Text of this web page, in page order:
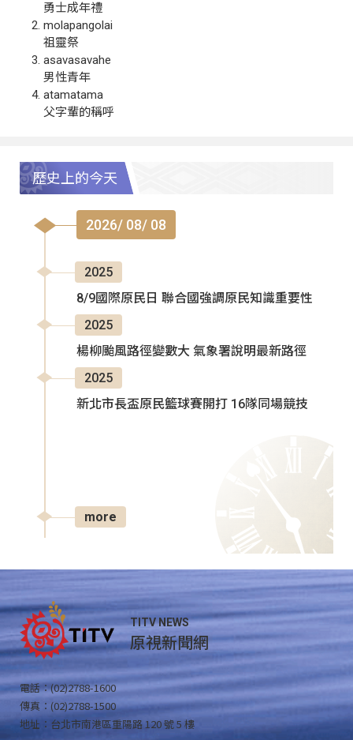
勇士成年禮
molapangolai
祖靈祭
asavasavahe
男性青年
atamatama
父字輩的稱呼
歷史上的今天
2026/ 08/ 08
2025
8/9國際原民日 聯合國強調原民知識重要性
2025
楊柳颱風路徑變數大 氣象署說明最新路徑
2025
新北市長盃原民籃球賽開打 16隊同場競技
more
TITV NEWS
原視新聞網
電話：(02)2788-1600
傳真：(02)2788-1500
地址：台北市南港區重陽路 120 號 5 樓